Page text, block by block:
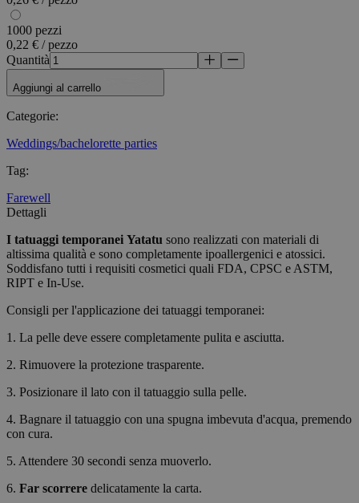
1000 pezzi
0,22 € / pezzo
Quantità
Aggiungi al carrello
Categorie:
Weddings/bachelorette parties
Tag:
Farewell
Dettagli
I tatuaggi temporanei Yatatu sono realizzati con materiali di
altissima qualità e sono completamente ipoallergenici e atossici.
Soddisfano tutti i requisiti cosmetici quali FDA, CPSC e ASTM,
RIPT e In-Use.
Consigli per l'applicazione dei tatuaggi temporanei:
1. La pelle deve essere completamente pulita e asciutta.
2. Rimuovere la protezione trasparente.
3. Posizionare il lato con il tatuaggio sulla pelle.
4. Bagnare il tatuaggio con una spugna imbevuta d'acqua, premendo
con cura.
5. Attendere 30 secondi senza muoverlo.
6. Far scorrere delicatamente la carta.